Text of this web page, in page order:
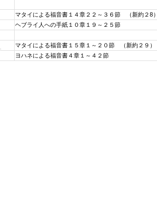
マタイによる福音書１４章２２～３６節 （新約２8）
ヘブライ人への手紙１０章１９～２５節
マタイによる福音書１５章１～２０節 （新約２９）
ヨハネによる福音書４章１～４２節